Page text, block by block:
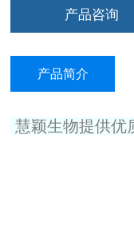
产品咨询
产品简介
慧颖生物提供优